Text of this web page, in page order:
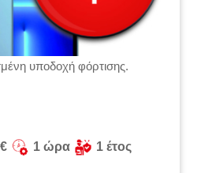
υποδοχή φόρτισης.
1 ώρα 1 έτος